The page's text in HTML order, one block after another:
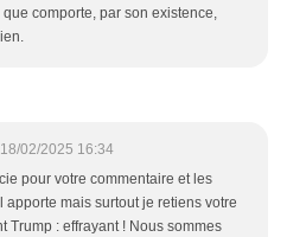
comporte, par son existence,
18/02/2025 16:34
pour votre commentaire et les
apporte mais surtout je retiens votre
Trump : effrayant ! Nous sommes